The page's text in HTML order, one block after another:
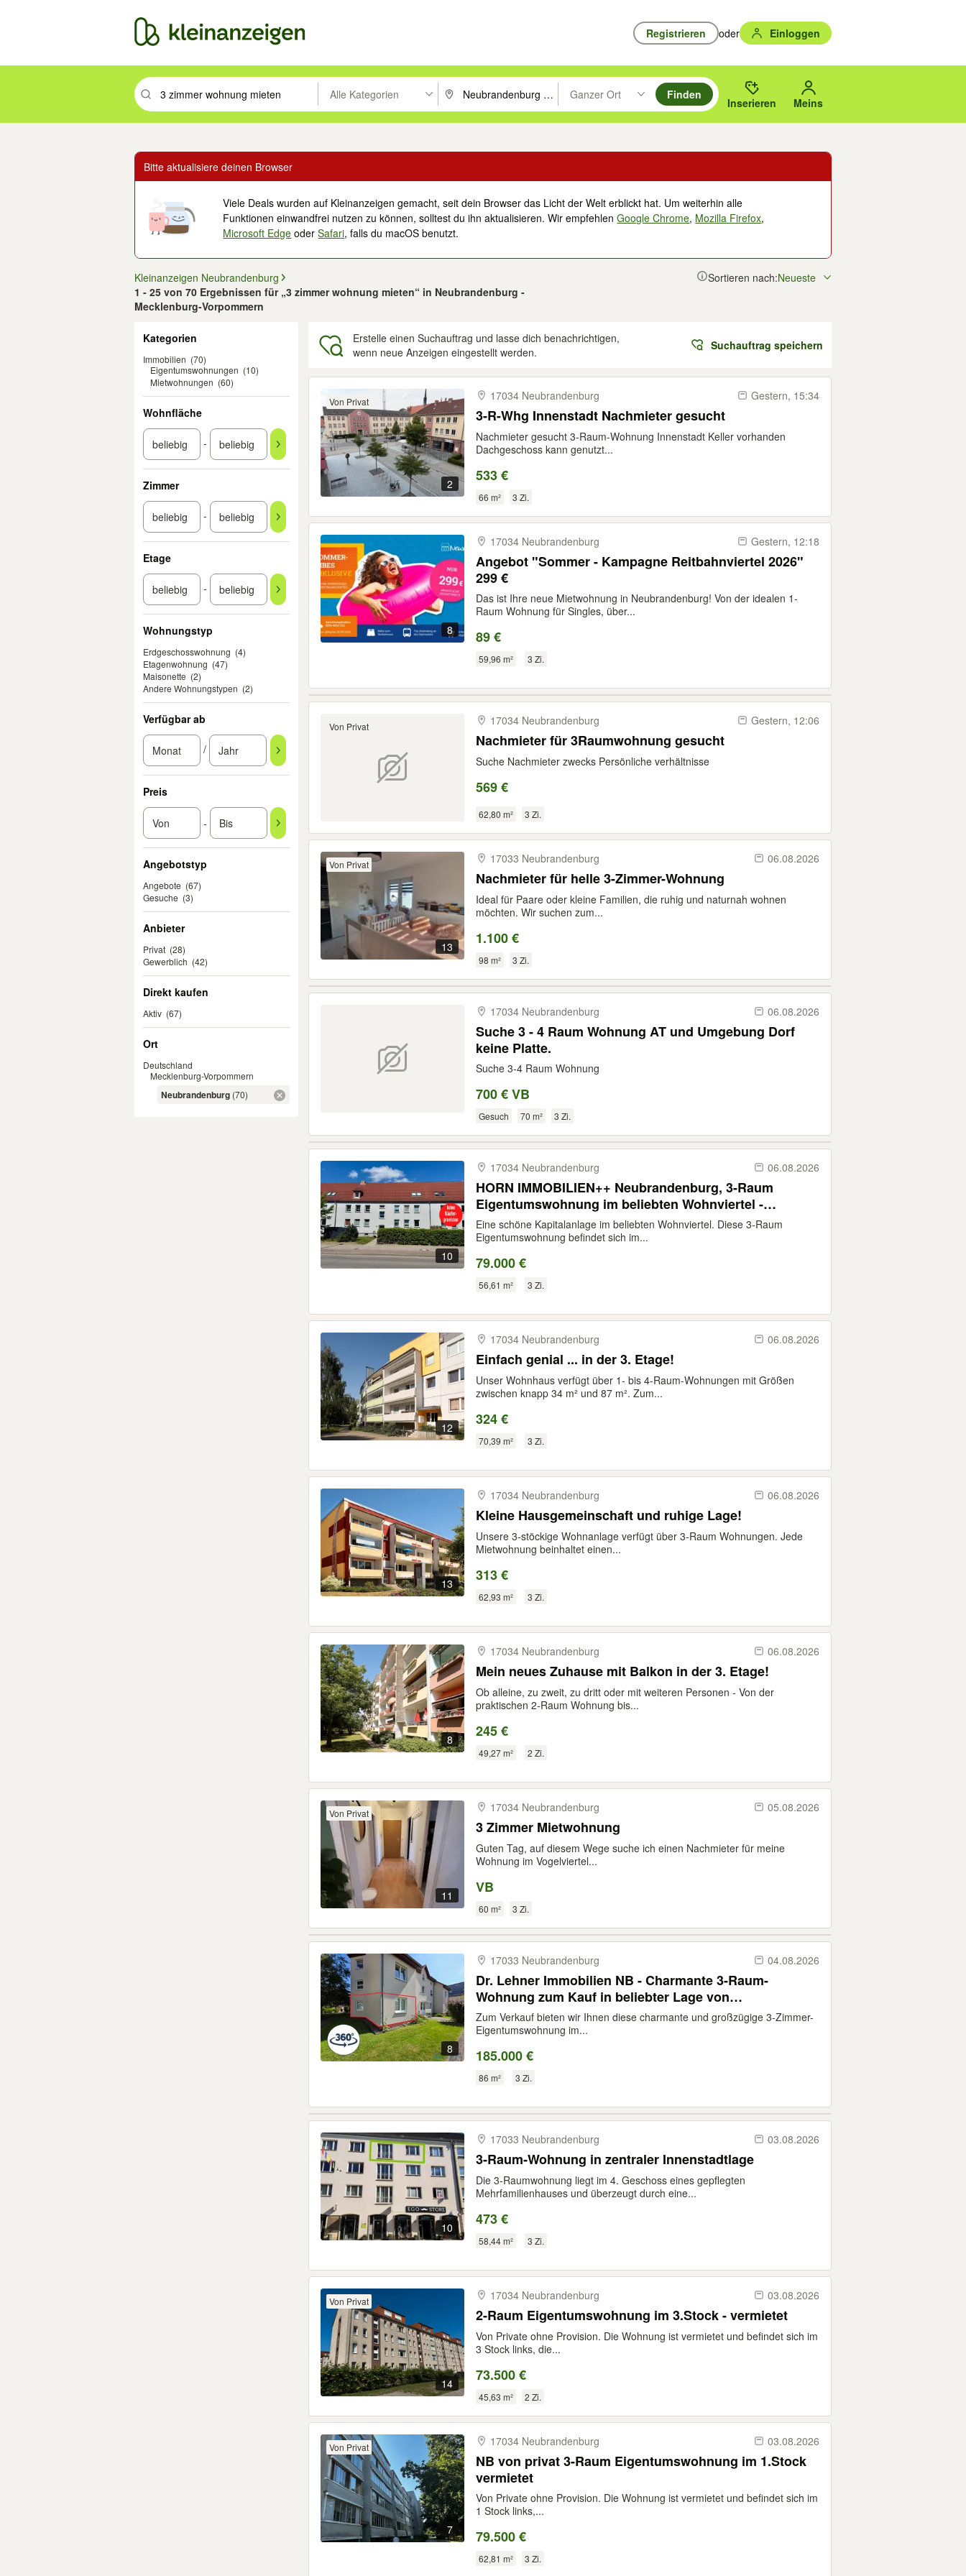
Registrieren oder Einloggen
Suchbegriff eingeben. Eingabetaste drücken um zu suchen, oder Vorschläge mit den Pfeiltasten nach oben/unten durchsuchen und mit Eingabetaste auswählen.
Alle Kategorien PLZ oder Ort eingeben. Eingabetaste drücken um zu suchen, oder Vorschläge mit den Pfeiltasten nach oben/
Ganzer Ort
Suche im Umkreis des gewählten Orts oder PLZ.
Finden
Inserieren Meins
Bitte aktualisiere deinen Browser
Viele Deals wurden auf Kleinanzeigen gemacht, seit dein Browser das Licht der Welt erblickt hat. Um weiterhin alle
Funktionen einwandfrei nutzen zu können, solltest du ihn aktualisieren. Wir empfehlenGoogle Chrome, Mozilla Firefox,
Microsoft Edge oderSafari, falls du macOS benutzt.
Kleinanzeigen Neubrandenburg
1 - 25 von 70 Ergebnissen für „3 zimmer wohnung mieten“ in Neubrandenburg -
Mecklenburg-Vorpommern
Sortieren nach:Neueste
Kategorien
Immobilien (70)
Eigentumswohnungen (10)
Mietwohnungen (60)
Wohnfläche
-
Zimmer
-
Etage
-
Wohnungstyp
Erdgeschosswohnung (4)
Etagenwohnung (47)
Maisonette (2)
Andere Wohnungstypen (2)
Verfügbar ab
/
Preis
-
Angebotstyp
Angebote (67)
Gesuche (3)
Anbieter
Privat (28)
Gewerblich (42)
Direkt kaufen
Aktiv (67)
Ort
Deutschland
Mecklenburg-Vorpommern
Neubrandenburg (70)
Erstelle einen Suchauftrag und lasse dich benachrichtigen,
wenn neue Anzeigen eingestellt werden.
Suchauftrag speichern
2
Von Privat 17034 Neubrandenburg Gestern, 15:34
3-R-Whg Innenstadt Nachmieter gesucht
Nachmieter gesucht 3-Raum-Wohnung Innenstadt Keller vorhanden
Dachgeschoss kann genutzt...
533 €
66 m² 3 Zi.
8
17034 Neubrandenburg Gestern, 12:18
Angebot "Sommer - Kampagne Reitbahnviertel 2026"
299 €
Das ist Ihre neue Mietwohnung in Neubrandenburg! Von der idealen 1-
Raum Wohnung für Singles, über...
89 €
59,96 m² 3 Zi.
Von Privat 17034 Neubrandenburg Gestern, 12:06
Nachmieter für 3Raumwohnung gesucht
Suche Nachmieter zwecks Persönliche verhältnisse
569 €
62,80 m² 3 Zi.
13
Von Privat 17033 Neubrandenburg 06.08.2026
Nachmieter für helle 3-Zimmer-Wohnung
Ideal für Paare oder kleine Familien, die ruhig und naturnah wohnen
möchten. Wir suchen zum...
1.100 €
98 m² 3 Zi.
17034 Neubrandenburg 06.08.2026
Suche 3 - 4 Raum Wohnung AT und Umgebung Dorf
keine Platte.
Suche 3-4 Raum Wohnung
700 € VB
Gesuch 70 m² 3 Zi.
10
17034 Neubrandenburg 06.08.2026
HORN IMMOBILIEN++ Neubrandenburg, 3-Raum
Eigentumswohnung im beliebten Wohnviertel -
vermietet-
Eine schöne Kapitalanlage im beliebten Wohnviertel. Diese 3-Raum
Eigentumswohnung befindet sich im...
79.000 €
56,61 m² 3 Zi.
12
17034 Neubrandenburg 06.08.2026
Einfach genial ... in der 3. Etage!
Unser Wohnhaus verfügt über 1- bis 4-Raum-Wohnungen mit Größen
zwischen knapp 34 m² und 87 m². Zum...
324 €
70,39 m² 3 Zi.
13
17034 Neubrandenburg 06.08.2026
Kleine Hausgemeinschaft und ruhige Lage!
Unsere 3-stöckige Wohnanlage verfügt über 3-Raum Wohnungen. Jede
Mietwohnung beinhaltet einen...
313 €
62,93 m² 3 Zi.
8
17034 Neubrandenburg 06.08.2026
Mein neues Zuhause mit Balkon in der 3. Etage!
Ob alleine, zu zweit, zu dritt oder mit weiteren Personen - Von der
praktischen 2-Raum Wohnung bis...
245 €
49,27 m² 2 Zi.
11
Von Privat 17034 Neubrandenburg 05.08.2026
3 Zimmer Mietwohnung
Guten Tag, auf diesem Wege suche ich einen Nachmieter für meine
Wohnung im Vogelviertel...
VB
60 m² 3 Zi.
8
17033 Neubrandenburg 04.08.2026
Dr. Lehner Immobilien NB - Charmante 3-Raum-
Wohnung zum Kauf in beliebter Lage von
Neubrandenburg
Zum Verkauf bieten wir Ihnen diese charmante und großzügige 3-Zimmer-
Eigentumswohnung im...
185.000 €
86 m² 3 Zi.
10
17033 Neubrandenburg 03.08.2026
3‑Raum‑Wohnung in zentraler Innenstadtlage
Die 3‑Raumwohnung liegt im 4. Geschoss eines gepflegten
Mehrfamilienhauses und überzeugt durch eine...
473 €
58,44 m² 3 Zi.
14
Von Privat 17034 Neubrandenburg 03.08.2026
2-Raum Eigentumswohnung im 3.Stock - vermietet
Von Private ohne Provision. Die Wohnung ist vermietet und befindet sich im
3 Stock links, die...
73.500 €
45,63 m² 2 Zi.
7
Von Privat 17034 Neubrandenburg 03.08.2026
NB von privat 3-Raum Eigentumswohnung im 1.Stock
vermietet
Von Private ohne Provision. Die Wohnung ist vermietet und befindet sich im
1 Stock links,...
79.500 €
62,81 m² 3 Zi.